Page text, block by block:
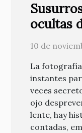
ocultas
10 de
La
instantes
veces
ojo
lente, hay
contadas,